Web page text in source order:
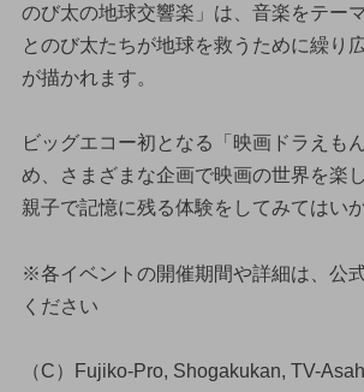
のび太の地球交響楽」は、音楽をテー
とのび太たちが地球を救うために繰り
が描かれます。
ビッグエコー初となる「映画ドラえも
め、さまざまな企画で映画の世界を楽
親子で記憶に残る体験をしてみてはい
※各イベントの開催期間や詳細は、公
ください
（C）Fujiko-Pro, Shogakukan, TV-